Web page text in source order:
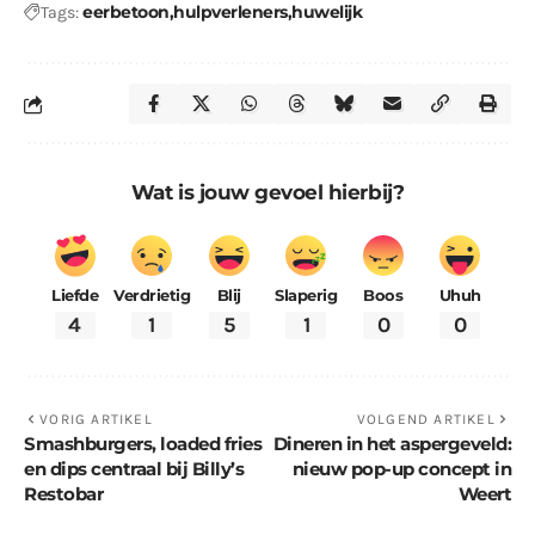
Tags:eerbetoon hulpverlenershuwelijk
Wat is jouw gevoel hierbij?
Liefde
4
Verdrietig
1
Blij
5
Slaperig
1
Boos
0
Uhuh
0
VORIG ARTIKEL
Smashburgers, loaded fries
en dips centraal bij Billy’s
Restobar
VOLGEND ARTIKEL
Dineren in het aspergeveld:
nieuw pop-up concept in
Weert